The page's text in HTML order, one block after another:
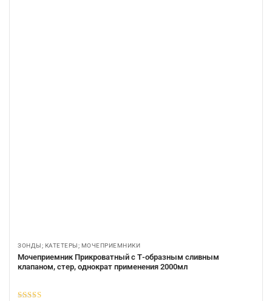
ЗОНДЫ; КАТЕТЕРЫ; МОЧЕПРИЕМНИКИ
Мочеприемник Прикроватный с Т-образным сливным
клапаном, стер, однократ применения 2000мл